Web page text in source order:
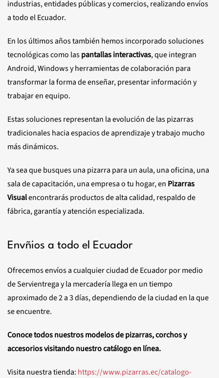
industrias, entidades públicas y comercios, realizando envíos
a todo el Ecuador.
En los últimos años también hemos incorporado soluciones
tecnológicas como laspantallas interactivas, que integran
Android, Windows y herramientas de colaboración para
transformar la forma de enseñar, presentar información y
trabajar en equipo.
Estas soluciones representan la evolución de las pizarras
tradicionales hacia espacios de aprendizaje y trabajo mucho
más dinámicos.
Ya sea que busques una pizarra para un aula, una oficina, una
sala de capacitación, una empresa o tu hogar, en Pizarras
Visualencontrarás productos de alta calidad, respaldo de
fábrica, garantía y atención especializada.
Envñios a todo el Ecuador
Ofrecemos envíos a cualquier ciudad de Ecuador por medio
de Servientrega y la mercadería llega en un tiempo
aproximado de 2 a 3 días, dependiendo de la ciudad en la que
se encuentre.
Conoce todos nuestros modelos de pizarras, corchos y
accesorios visitando nuestro catálogo en línea.
Visita nuestra tienda: https://www.pizarras.ec/catalogo-